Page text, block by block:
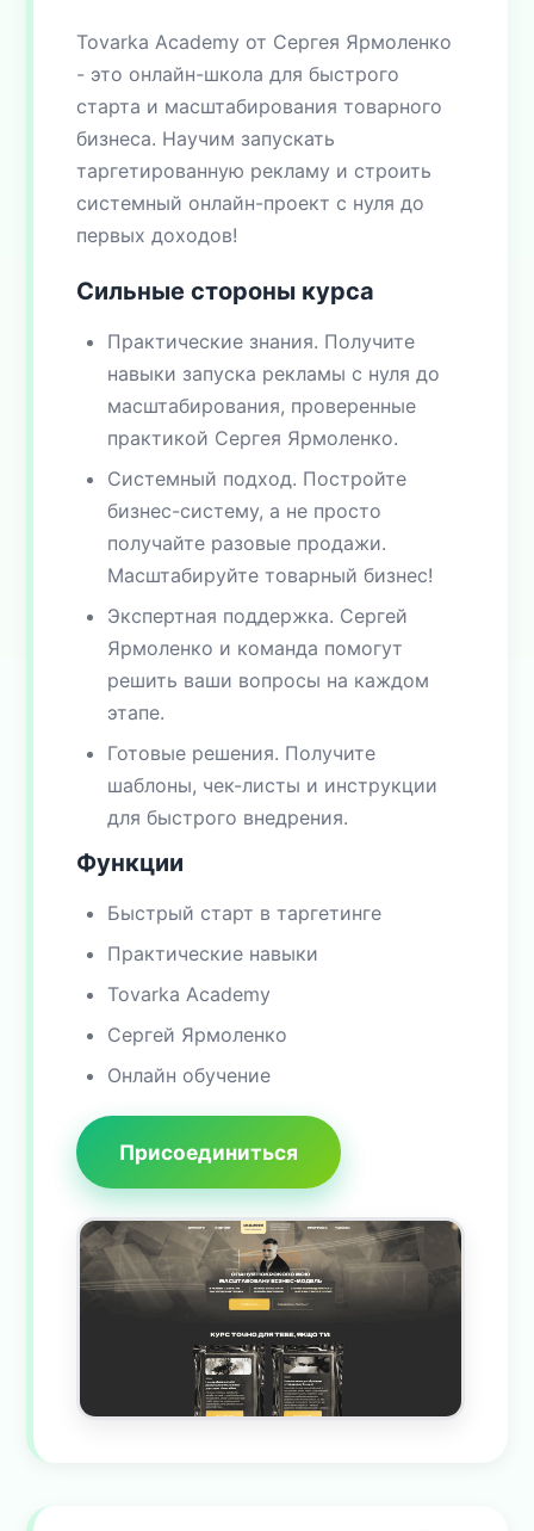
Tovarka Academy от Сергея Ярмоленко
- это онлайн-школа для быстрого
старта и масштабирования товарного
бизнеса. Научим запускать
таргетированную рекламу и строить
системный онлайн-проект с нуля до
первых доходов!
Сильные стороны курса
Практические знания. Получите
навыки запуска рекламы с нуля до
масштабирования, проверенные
практикой Сергея Ярмоленко.
Системный подход. Постройте
бизнес-систему, а не просто
получайте разовые продажи.
Масштабируйте товарный бизнес!
Экспертная поддержка. Сергей
Ярмоленко и команда помогут
решить ваши вопросы на каждом
этапе.
Готовые решения. Получите
шаблоны, чек-листы и инструкции
для быстрого внедрения.
Функции
Быстрый старт в таргетинге
Практические навыки
Tovarka Academy
Сергей Ярмоленко
Онлайн обучение
Присоединиться